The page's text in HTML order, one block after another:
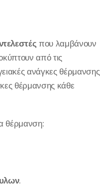
που λαμβάνουν
από τις
ανάγκες θέρμανσης
θέρμανσης κάθε
θέρμανση:
.